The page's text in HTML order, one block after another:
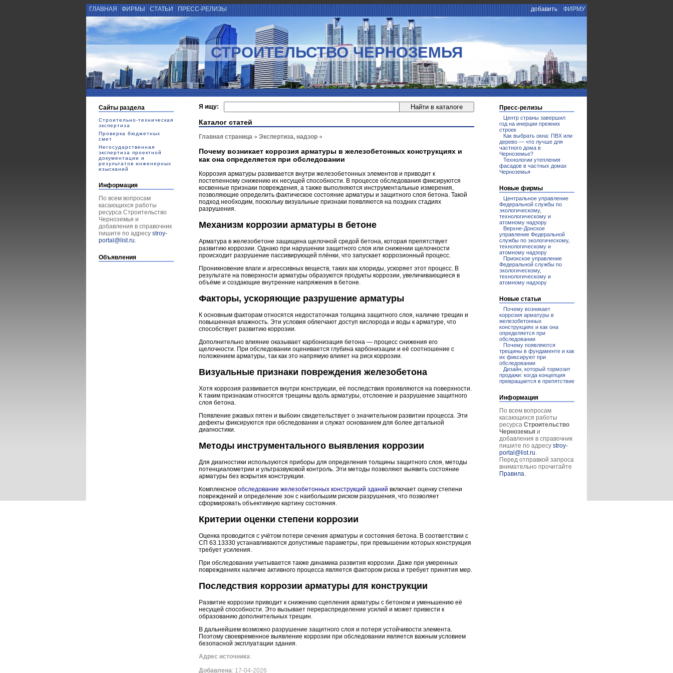
ГЛАВНАЯ ФИРМЫ СТАТЬИ ПРЕСС-РЕЛИЗЫ добавить ФИРМУ
СТРОИТЕЛЬСТВО ЧЕРНОЗЕМЬЯ
Сайты раздела
Строительно-техническая
экспертиза
Проверка бюджетных
смет
Негосударственная
экспертиза проектной
документации и
результатов инженерных
изысканий
Информация
По всем вопросам
касающихся работы
ресурса Строительство
Черноземья и
добавления в справочник
пишите по адресу stroy-
portal@list.ru.
Объявления
Я ищу:
Каталог статей
Главная страница Экспертиза, надзор
Почему возникает коррозия арматуры в железобетонных конструкциях и
как она определяется при обследовании
Коррозия арматуры развивается внутри железобетонных элементов и приводит к
постепенному снижению их несущей способности. В процессе обследования фиксируются
косвенные признаки повреждения, а также выполняются инструментальные измерения,
позволяющие определить фактическое состояние арматуры и защитного слоя бетона. Такой
подход необходим, поскольку визуальные признаки появляются на поздних стадиях
разрушения.
Механизм коррозии арматуры в бетоне
Арматура в железобетоне защищена щелочной средой бетона, которая препятствует
развитию коррозии. Однако при нарушении защитного слоя или снижении щелочности
происходит разрушение пассивирующей плёнки, что запускает коррозионный процесс.
Проникновение влаги и агрессивных веществ, таких как хлориды, ускоряет этот процесс. В
результате на поверхности арматуры образуются продукты коррозии, увеличивающиеся в
объёме и создающие внутренние напряжения в бетоне.
Факторы, ускоряющие разрушение арматуры
К основным факторам относятся недостаточная толщина защитного слоя, наличие трещин и
повышенная влажность. Эти условия облегчают доступ кислорода и воды к арматуре, что
способствует развитию коррозии.
Дополнительно влияние оказывает карбонизация бетона — процесс снижения его
щелочности. При обследовании оценивается глубина карбонизации и её соотношение с
положением арматуры, так как это напрямую влияет на риск коррозии.
Визуальные признаки повреждения железобетона
Хотя коррозия развивается внутри конструкции, её последствия проявляются на поверхности.
К таким признакам относятся трещины вдоль арматуры, отслоение и разрушение защитного
слоя бетона.
Появление ржавых пятен и выбоин свидетельствует о значительном развитии процесса. Эти
дефекты фиксируются при обследовании и служат основанием для более детальной
диагностики.
Методы инструментального выявления коррозии
Для диагностики используются приборы для определения толщины защитного слоя, методы
потенциалометрии и ультразвуковой контроль. Эти методы позволяют выявить состояние
арматуры без вскрытия конструкции.
Комплексное обследование железобетонных конструкций зданий включает оценку степени
повреждений и определение зон с наибольшим риском разрушения, что позволяет
сформировать объективную картину состояния.
Критерии оценки степени коррозии
Оценка проводится с учётом потери сечения арматуры и состояния бетона. В соответствии с
СП 63.13330 устанавливаются допустимые параметры, при превышении которых конструкция
требует усиления.
При обследовании учитывается также динамика развития коррозии. Даже при умеренных
повреждениях наличие активного процесса является фактором риска и требует принятия мер.
Последствия коррозии арматуры для конструкции
Развитие коррозии приводит к снижению сцепления арматуры с бетоном и уменьшению её
несущей способности. Это вызывает перераспределение усилий и может привести к
образованию дополнительных трещин.
В дальнейшем возможно разрушение защитного слоя и потеря устойчивости элемента.
Поэтому своевременное выявление коррозии при обследовании является важным условием
безопасной эксплуатации здания.
Адрес источника:
Добавлена: 17-04-2026
Пресс-релизы
Центр страны завершил
год на инерции прежних
строек
Как выбрать окна: ПВХ или
дерево — что лучше для
частного дома в
Черноземье?
Технологии утепления
фасадов в частных домах
Черноземья
Новые фирмы
Центральное управление
Федеральной службы по
экологическому,
технологическому и
атомному надзору
Верхне-Донское
управление Федеральной
службы по экологическому,
технологическому и
атомному надзору
Приокское управление
Федеральной службы по
экологическому,
технологическому и
атомному надзору
Новые статьи
Почему возникает
коррозия арматуры в
железобетонных
конструкциях и как она
определяется при
обследовании
Почему появляются
трещины в фундаменте и как
их фиксируют при
обследовании
Дизайн, который тормозит
продажи: когда концепция
превращается в препятствие
Информация
По всем вопросам
касающихся работы
ресурса Строительство
Черноземья и
добавления в справочник
пишите по адресу stroy-
portal@list.ru.
Перед отправкой запроса
внимательно прочитайте
Правила.